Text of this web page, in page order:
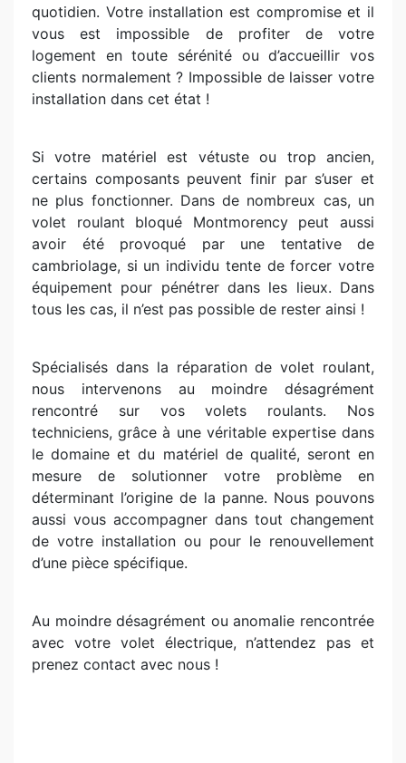
quotidien. Votre installation est compromise et il
vous est impossible de profiter de votre
logement en toute sérénité ou d’accueillir vos
clients normalement ? Impossible de laisser votre
installation dans cet état !
Si votre matériel est vétuste ou trop ancien,
certains composants peuvent finir par s’user et
ne plus fonctionner. Dans de nombreux cas, un
volet roulant bloqué Montmorency peut aussi
avoir été provoqué par une tentative de
cambriolage, si un individu tente de forcer votre
équipement pour pénétrer dans les lieux. Dans
tous les cas, il n’est pas possible de rester ainsi !
Spécialisés dans la réparation de volet roulant,
nous intervenons au moindre désagrément
rencontré sur vos volets roulants. Nos
techniciens, grâce à une véritable expertise dans
le domaine et du matériel de qualité, seront en
mesure de solutionner votre problème en
déterminant l’origine de la panne. Nous pouvons
aussi vous accompagner dans tout changement
de votre installation ou pour le renouvellement
d’une pièce spécifique.
Au moindre désagrément ou anomalie rencontrée
avec votre volet électrique, n’attendez pas et
prenez contact avec nous !